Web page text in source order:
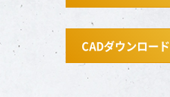
CADダウンロード